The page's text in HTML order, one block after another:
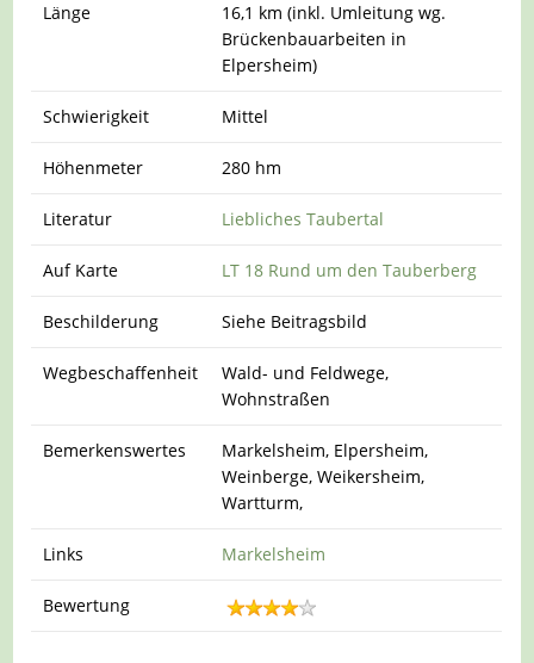
Länge
16,1 km (inkl. Umleitung wg.
Brückenbauarbeiten in
Elpersheim)
Schwierigkeit Mittel
Höhenmeter 280 hm
Literatur Liebliches Taubertal
Auf Karte LT 18 Rund um den Tauberberg
Beschilderung Siehe Beitragsbild
Wegbeschaffenheit
Wald- und Feldwege,
Wohnstraßen
Bemerkenswertes
Markelsheim, Elpersheim,
Weinberge, Weikersheim,
Wartturm,
Links Markelsheim
Bewertung